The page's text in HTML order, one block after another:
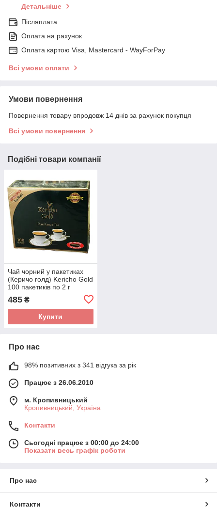
Детальніше
Післяплата
Оплата на рахунок
Оплата картою Visa, Mastercard - WayForPay
Всі умови оплати
Умови повернення
Повернення товару впродовж 14 днів за рахунок покупця
Всі умови повернення
Подібні товари компанії
Чай чорний у пакетиках
(Керичо голд) Kericho Gold
100 пакетиків по 2 г
485 ₴
Купити
Про нас
98% позитивних з 341 відгука за рік
Працює з 26.06.2010
м. Кропивницький
Кропивницький, Україна
Контакти
Сьогодні працює з 00:00 до 24:00
Показати весь графік роботи
Про нас
Контакти